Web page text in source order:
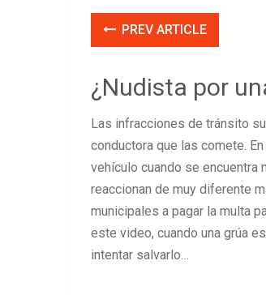
PREV ARTICLE
¿Nudista por
Las infracciones de tránsito
conductora que las comete.
vehículo cuando se
reaccionan de muy diferente
municipales a pagar la multa
este video, cuando una grúa
intentar salvarlo…